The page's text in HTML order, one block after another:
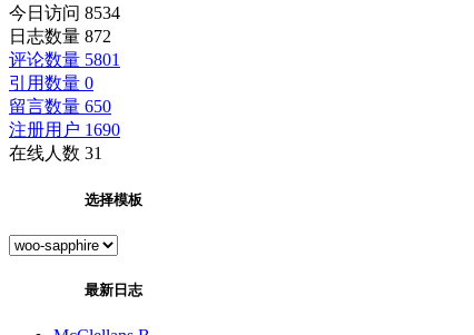
今日访问 8534
日志数量 872
评论数量 5801
引用数量 0
留言数量 650
注册用户 1690
在线人数 31
选择模板
最新日志